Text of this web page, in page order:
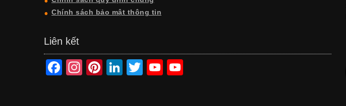
Chính sách bảo mật thông tin
Liên kết
F
In
Pi
Li
T
Y